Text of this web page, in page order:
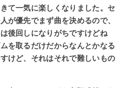
て一気に楽しくなりました。セ
が優先でまず曲を決めるので、
後回しになりがちですけどね
を取るだけだからなんとかなる
けど、それはそれで難しいもの